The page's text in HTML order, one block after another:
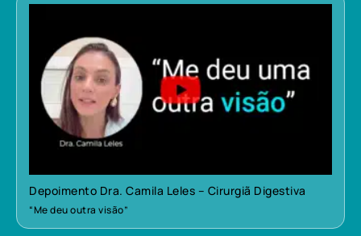
Depoimento Dra. Camila Leles – Cirurgiã Digestiva
“Me deu outra visão”